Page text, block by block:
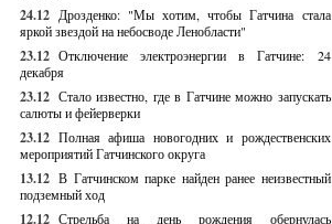
24.12 Дрозденко: "Мы хотим, чтобы Гатчина стала
яркой звездой на небосводе Ленобласти"
23.12 Отключение электроэнергии в Гатчине: 24
декабря
23.12 Стало известно, где в Гатчине можно запускать
салюты и фейерверки
23.12 Полная афиша новогодних и рождественских
мероприятий Гатчинского округа
13.12 В Гатчинском парке найден ранее неизвестный
подземный ход
12.12 Стрельба на день рождения обернулась